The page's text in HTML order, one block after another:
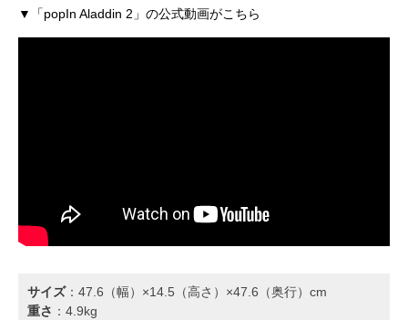
▼「popIn Aladdin 2」の公式動画がこちら
サイズ：47.6（幅）×14.5（高さ）×47.6（奥行）cm
重さ ：4.9kg